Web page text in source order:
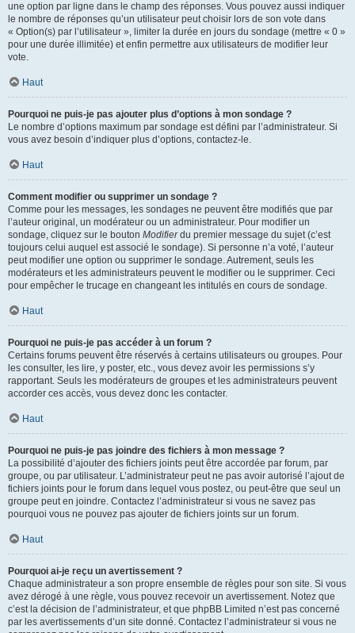
une option par ligne dans le champ des réponses. Vous pouvez aussi indiquer
le nombre de réponses qu’un utilisateur peut choisir lors de son vote dans
« Option(s) par l’utilisateur », limiter la durée en jours du sondage (mettre « 0 »
pour une durée illimitée) et enfin permettre aux utilisateurs de modifier leur
vote.
Haut
Pourquoi ne puis-je pas ajouter plus d’options à mon sondage ?
Le nombre d’options maximum par sondage est défini par l’administrateur. Si
vous avez besoin d’indiquer plus d’options, contactez-le.
Haut
Comment modifier ou supprimer un sondage ?
Comme pour les messages, les sondages ne peuvent être modifiés que par
l’auteur original, un modérateur ou un administrateur. Pour modifier un
sondage, cliquez sur le bouton Modifierdu premier message du sujet (c’est
toujours celui auquel est associé le sondage). Si personne n’a voté, l’auteur
peut modifier une option ou supprimer le sondage. Autrement, seuls les
modérateurs et les administrateurs peuvent le modifier ou le supprimer. Ceci
pour empêcher le trucage en changeant les intitulés en cours de sondage.
Haut
Pourquoi ne puis-je pas accéder à un forum ?
Certains forums peuvent être réservés à certains utilisateurs ou groupes. Pour
les consulter, les lire, y poster, etc., vous devez avoir les permissions s’y
rapportant. Seuls les modérateurs de groupes et les administrateurs peuvent
accorder ces accès, vous devez donc les contacter.
Haut
Pourquoi ne puis-je pas joindre des fichiers à mon message ?
La possibilité d’ajouter des fichiers joints peut être accordée par forum, par
groupe, ou par utilisateur. L’administrateur peut ne pas avoir autorisé l’ajout de
fichiers joints pour le forum dans lequel vous postez, ou peut-être que seul un
groupe peut en joindre. Contactez l’administrateur si vous ne savez pas
pourquoi vous ne pouvez pas ajouter de fichiers joints sur un forum.
Haut
Pourquoi ai-je reçu un avertissement ?
Chaque administrateur a son propre ensemble de règles pour son site. Si vous
avez dérogé à une règle, vous pouvez recevoir un avertissement. Notez que
c’est la décision de l’administrateur, et que phpBB Limited n’est pas concerné
par les avertissements d’un site donné. Contactez l’administrateur si vous ne